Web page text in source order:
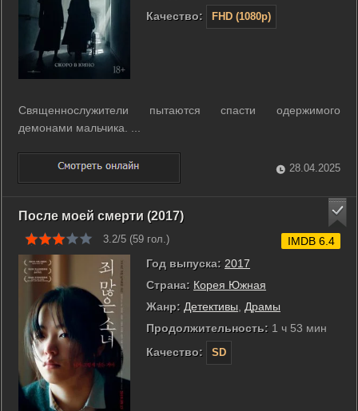
Качество:
FHD (1080p)
Священнослужители пытаются спасти одержимого
демонами мальчика. ...
28.04.2025
После моей смерти (2017)
3.2/5 (59 гол.)
Год выпуска: 2017
Страна: Корея Южная
Жанр: Детективы
Драмы
Продолжительность: 1 ч 53 мин
Качество:
SD
IMDB 6.4